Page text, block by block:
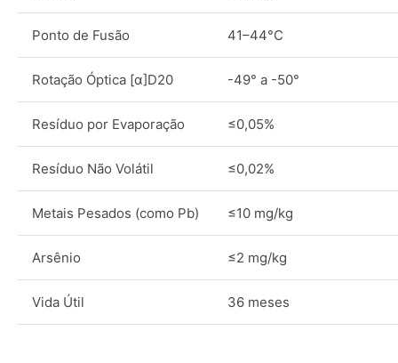
Ponto de Fusão 41–44°C
Rotação Óptica [α]D20 -49° a -50°
Resíduo por Evaporação ≤0,05%
Resíduo Não Volátil ≤0,02%
Metais Pesados (como Pb) ≤10 mg/kg
Arsênio ≤2 mg/kg
Vida Útil 36 meses